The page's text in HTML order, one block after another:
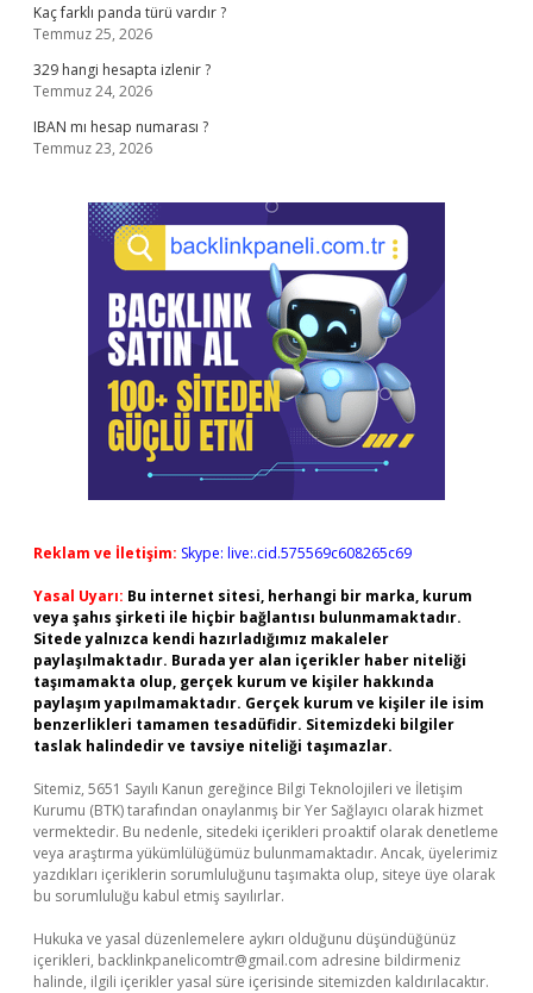
Kaç farklı panda türü vardır ?
Temmuz 25, 2026
329 hangi hesapta izlenir ?
Temmuz 24, 2026
IBAN mı hesap numarası ?
Temmuz 23, 2026
Reklam ve İletişim: Skype: live:.cid.575569c608265c69
Yasal Uyarı: Bu internet sitesi, herhangi bir marka, kurum
veya şahıs şirketi ile hiçbir bağlantısı bulunmamaktadır.
Sitede yalnızca kendi hazırladığımız makaleler
paylaşılmaktadır. Burada yer alan içerikler haber niteliği
taşımamakta olup, gerçek kurum ve kişiler hakkında
paylaşım yapılmamaktadır. Gerçek kurum ve kişiler ile isim
benzerlikleri tamamen tesadüfidir. Sitemizdeki bilgiler
taslak halindedir ve tavsiye niteliği taşımazlar.
Sitemiz, 5651 Sayılı Kanun gereğince Bilgi Teknolojileri ve İletişim
Kurumu (BTK) tarafından onaylanmış bir Yer Sağlayıcı olarak hizmet
vermektedir. Bu nedenle, sitedeki içerikleri proaktif olarak denetleme
veya araştırma yükümlülüğümüz bulunmamaktadır. Ancak, üyelerimiz
yazdıkları içeriklerin sorumluluğunu taşımakta olup, siteye üye olarak
bu sorumluluğu kabul etmiş sayılırlar.
Hukuka ve yasal düzenlemelere aykırı olduğunu düşündüğünüz
içerikleri, backlinkpanelicomtr@gmail.com adresine bildirmeniz
halinde, ilgili içerikler yasal süre içerisinde sitemizden kaldırılacaktır.